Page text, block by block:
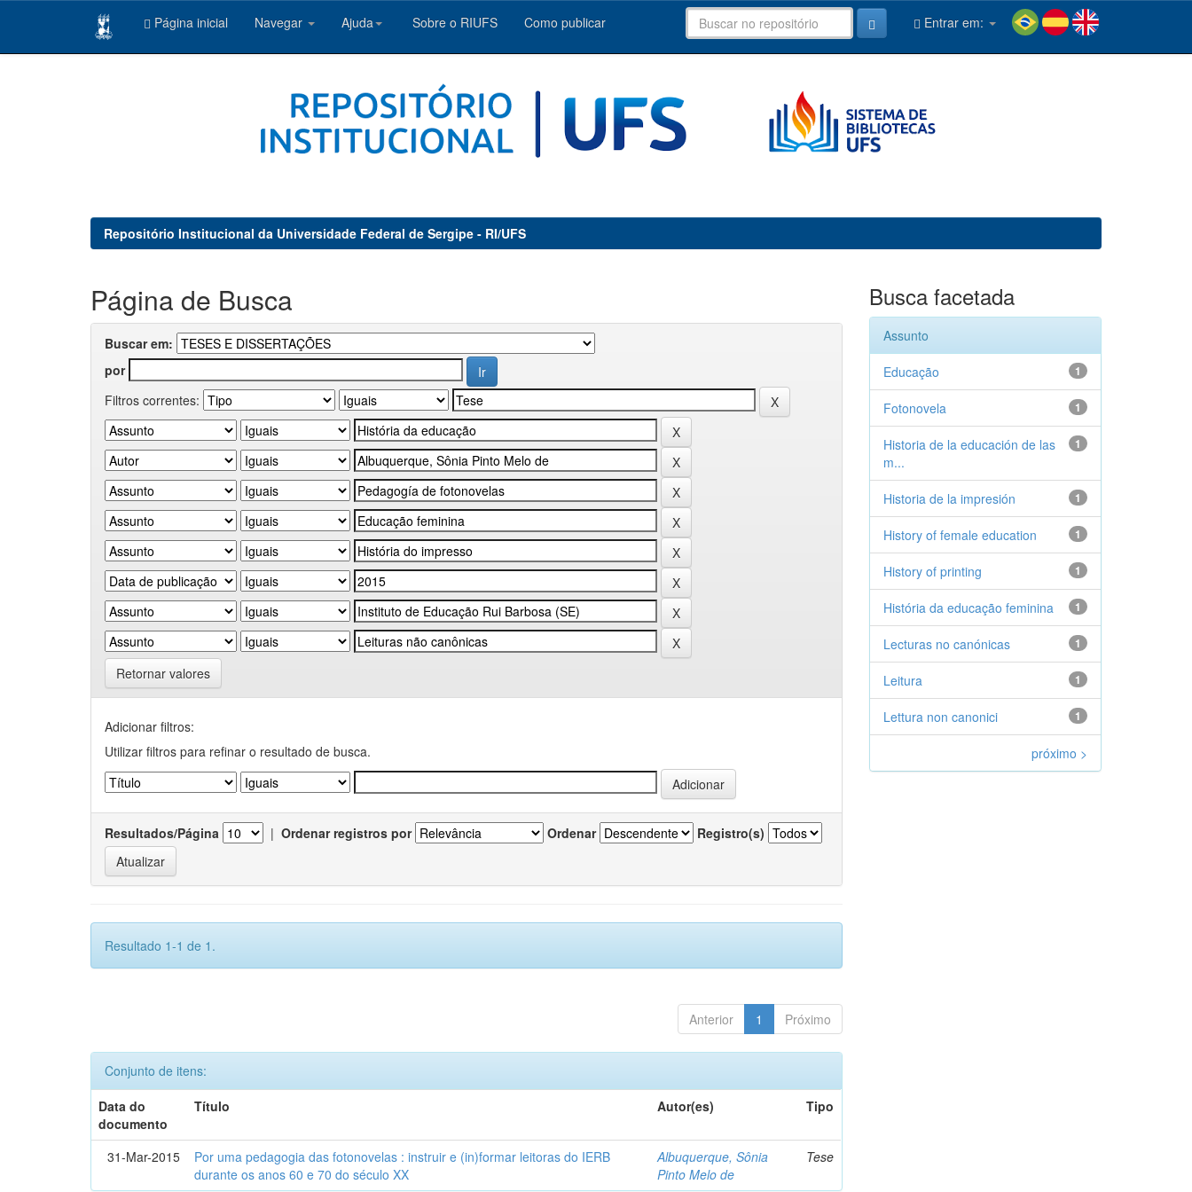
Página inicial Navegar Ajuda Sobre o RIUFS Como publicar Entrar em:
Repositório Institucional da Universidade Federal de Sergipe - RI/UFS
Página de Busca
Buscar em:
por
Filtros correntes:
Retornar valores
Adicionar filtros:
Utilizar filtros para refinar o resultado de busca.
Resultados/Página | Ordenar registros por Ordenar Registro(s)
Resultado 1-1 de 1.
Anterior 1 Próximo
Conjunto de itens:
Data do
documento
Título Autor(es) Tipo
31-Mar-2015
Por uma pedagogia das fotonovelas : instruir e (in)formar leitoras do IERB
durante os anos 60 e 70 do século XX
Albuquerque, Sônia
Pinto Melo de
Tese
Busca facetada
Assunto
1
Educação
1
Fotonovela
1
Historia de la educación de las
m...
1
Historia de la impresión
1
History of female education
1
History of printing
1
História da educação feminina
1
Lecturas no canónicas
1
Leitura
1
Lettura non canonici
próximo >